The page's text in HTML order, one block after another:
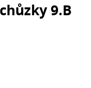
9.B